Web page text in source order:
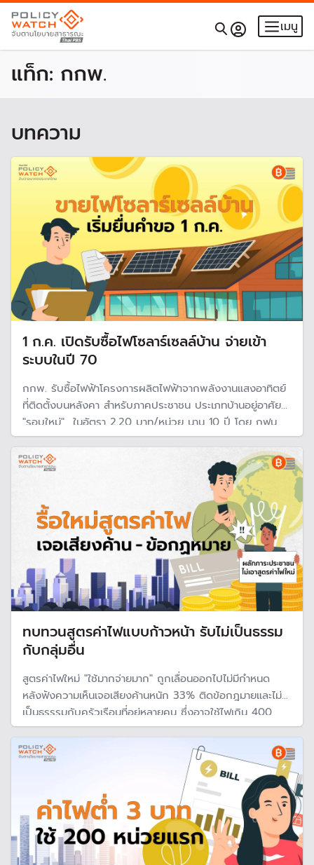
เมนู
แท็ก: กกพ.
บทความ
1 ก.ค. เปิดรับซื้อไฟโซลาร์เซลล์บ้าน จ่ายเข้า
ระบบในปี 70
กกพ. รับซื้อไฟฟ้าโครงการผลิตไฟฟ้าจากพลังงานแสงอาทิตย์
ที่ติดตั้งบนหลังคา สำหรับภาคประชาชน ประเภทบ้านอยู่อาศัย
"รอบใหม่" ในอัตรา 2.20 บาท/หน่วย นาน 10 ปี โดย กฟน.
และ กฟภ. จะเปิดรับคำขอตั้งแต่วันที่ 1 ก.ค. 2569 เป็นต้นไป
จนกว่าจะมีปริมาณรับซื้อครบตามเป้าหมายของโครงการ และ
จ่ายไฟเข้าระบบภายในปี 70
ทบทวนสูตรค่าไฟแบบก้าวหน้า รับไม่เป็นธรรม
กับกลุ่มอื่น
สูตรค่าไฟใหม่ "ใช้มากจ่ายมาก" ถูกเลื่อนออกไปไม่มีกำหนด
หลังฟังความเห็นเจอเสียงค้านหนัก 33% ติดข้อกฎมายและไม่
เป็นธรรรมกับครัวเรือนที่อยู่หลายคน ซึ่งอาจใช้ไฟเกิน 400
หน่วยจากความจำเป็น ทำให้กระทรวงพลังงานต้องทบทวน
แนวทางใหม่ โดยเตรียมปรับโครงสร้างการผลิตไฟฟ้าแทน